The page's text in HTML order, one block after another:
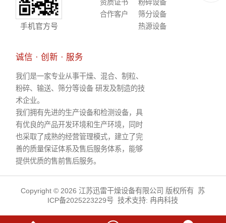
手机官方号
资质证书
合作客户
粉碎设备
筛分设备
热源设备
诚信 · 创新 · 服务
我们是一家专业从事干燥、混合、制粒、
粉碎、输送、筛分等设备 研发及制造的技
术企业。
我们拥有先进的生产设备和检测设备，具
有优良的产品开发环境和生产环境，同时
也采取了成熟的经营管理模式，建立了完
善的质量保证体系及售后服务体系，能够
提供优质的售前售后服务。
Copyright © 2026 江苏迅雷干燥设备有限公司 版权所有 苏
ICP备2025223229号 技术支持:冉冉科技